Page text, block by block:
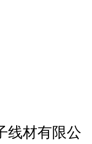
材有限公